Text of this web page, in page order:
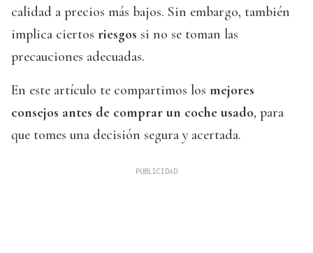
calidad a precios más bajos. Sin embargo, también
implica ciertos riesgos si no se toman las
precauciones adecuadas.
En este artículo te compartimos los mejores
consejos antes de comprar un coche usado, para
que tomes una decisión segura y acertada.